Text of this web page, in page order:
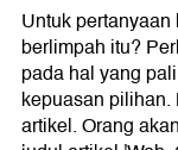
Untuk
berlimpah itu?
pada hal yang
kepuasan
artikel. Orang